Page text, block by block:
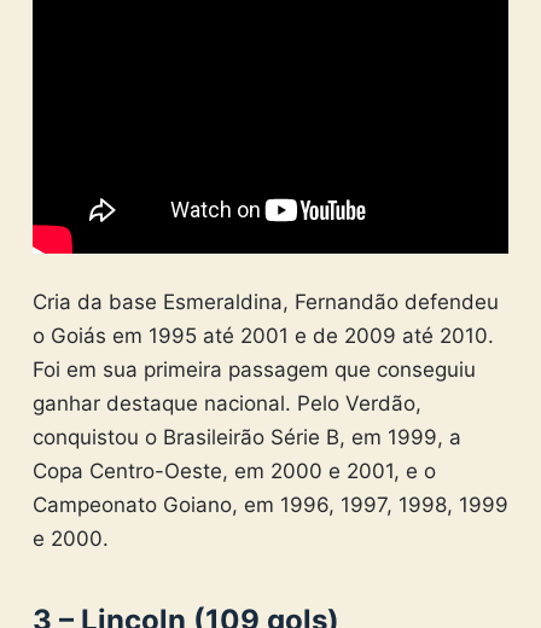
Cria da base Esmeraldina, Fernandão defendeu
o Goiás em 1995 até 2001 e de 2009 até 2010.
Foi em sua primeira passagem que conseguiu
ganhar destaque nacional. Pelo Verdão,
conquistou o Brasileirão Série B, em 1999, a
Copa Centro-Oeste, em 2000 e 2001, e o
Campeonato Goiano, em 1996, 1997, 1998, 1999
e 2000.
3 – Lincoln (109 gols)